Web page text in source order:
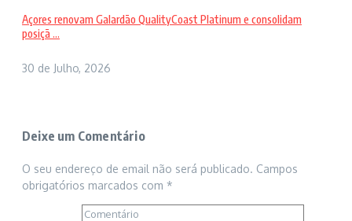
Açores renovam Galardão QualityCoast Platinum e consolidam
posiçã ...
30 de Julho, 2026
Deixe um Comentário
O seu endereço de email não será publicado. Campos
obrigatórios marcados com *